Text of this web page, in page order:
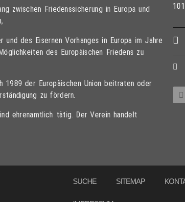
zwischen Friedenssicherung in Europa und
des Eisernen Vorhanges in Europa im Jahre
des Europäischen Friedens zu
1989 der Europäischen Union beitraten oder
zu fördern.
ehrenamtlich tätig. Der Verein handelt
SUCHE SITEMAP